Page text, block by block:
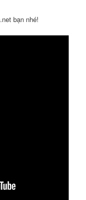
bạn nhé!